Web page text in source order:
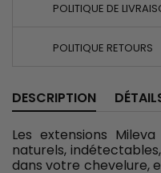
POLITIQUE DE
POLITIQUE RETOURS
DESCRIPTION
Les extensions
naturels,
dans votre chevelure,